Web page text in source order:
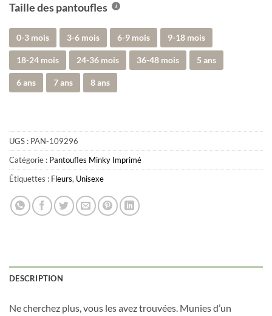
Taille des pantoufles
0-3 mois 3-6 mois 6-9 mois 9-18 mois
18-24 mois 24-36 mois 36-48 mois 5 ans
6 ans 7 ans 8 ans
UGS : PAN-109296
Catégorie : Pantoufles Minky Imprimé
Étiquettes : Fleurs, Unisexe
DESCRIPTION
Ne cherchez plus, vous les avez trouvées. Munies d’un
notre infolettre!